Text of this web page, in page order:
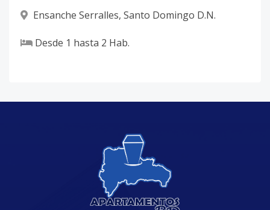
Ensanche Serralles, Santo Domingo D.N.
Desde 1 hasta 2 Hab.